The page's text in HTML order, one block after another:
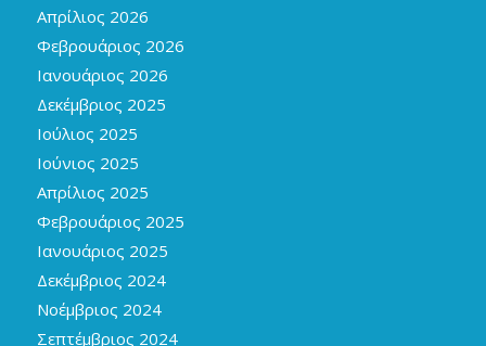
Απρίλιος 2026
Φεβρουάριος 2026
Ιανουάριος 2026
Δεκέμβριος 2025
Ιούλιος 2025
Ιούνιος 2025
Απρίλιος 2025
Φεβρουάριος 2025
Ιανουάριος 2025
Δεκέμβριος 2024
Νοέμβριος 2024
Σεπτέμβριος 2024